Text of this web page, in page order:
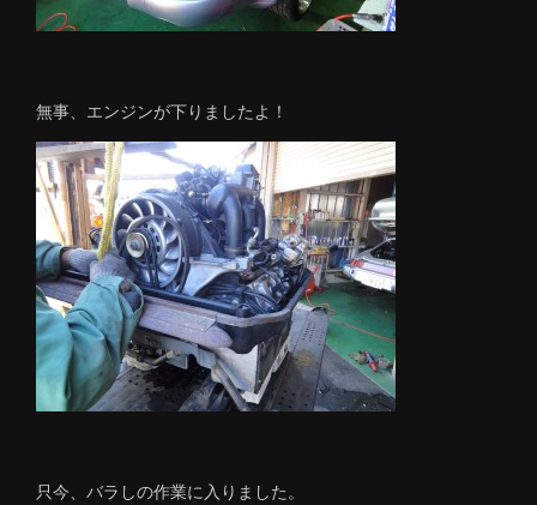
無事、エンジンが下りましたよ！
只今、バラしの作業に入りました。